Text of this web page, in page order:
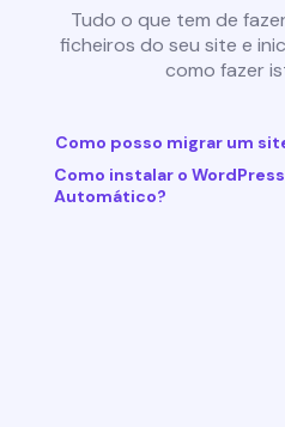
Tudo o que tem de
ficheiros do seu site e
como fazer
Como posso migrar um
Como instalar o
Automático?